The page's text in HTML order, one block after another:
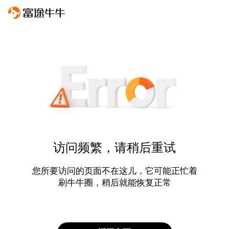
访问频繁，请稍后重试
您所要访问的页面不在这儿，它可能正忙着
刷牛牛圈，稍后就能恢复正常